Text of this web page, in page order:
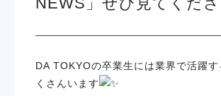
DA TOKYOの卒業生には業界で活躍す
くさんいます
イベント一覧を見る